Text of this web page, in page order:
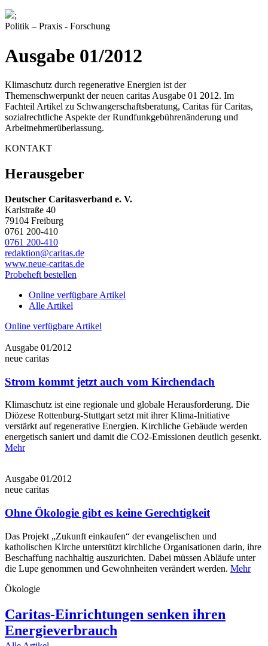
;
Politik – Praxis - Forschung
Ausgabe 01/2012
Klimaschutz durch regenerative Energien ist der
Themenschwerpunkt der neuen caritas Ausgabe 01 2012. Im
Fachteil Artikel zu Schwangerschaftsberatung, Caritas für Caritas,
sozialrechtliche Aspekte der Rundfunkgebührenänderung und
Arbeitnehmerüberlassung.
KONTAKT
Herausgeber
Deutscher Caritasverband e. V.
Karlstraße 40
79104 Freiburg
0761 200-410
0761 200-410
redaktion@caritas.de
www.neue-caritas.de
Probeheft bestellen
Online verfügbare Artikel
Alle Artikel
Online verfügbare Artikel
Ausgabe 01/2012
neue caritas
Strom kommt jetzt auch vom Kirchendach
Klimaschutz ist eine regionale und globale Herausforderung. Die
Diözese Rottenburg-Stuttgart setzt mit ihrer Klima-Initiative
verstärkt auf regenerative Energien. Kirchliche Gebäude werden
energetisch saniert und damit die CO2-Emissionen deutlich gesenkt.
Mehr
Ausgabe 01/2012
neue caritas
Ohne Ökologie gibt es keine Gerechtigkeit
Das Projekt „Zukunft einkaufen“ der evangelischen und
katholischen Kirche unterstützt kirchliche Organisationen darin, ihre
Beschaffung nachhaltig auszurichten. Dabei müssen Abläufe unter
die Lupe genommen und Gewohnheiten verändert werden. Mehr
Ökologie
Caritas-Einrichtungen senken ihren
Energieverbrauch